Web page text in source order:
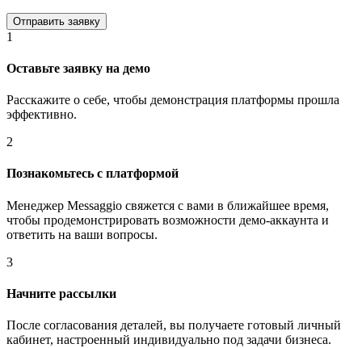
1
Оставьте заявку на демо
Расскажите о себе, чтобы демонстрация платформы прошла
эффективно.
2
Познакомьтесь с платформой
Менеджер Messaggio свяжется с вами в ближайшее время,
чтобы продемонстрировать возможности демо-аккаунта и
ответить на ваши вопросы.
3
Начните рассылки
После согласования деталей, вы получаете готовый личный
кабинет, настроенный индивидуально под задачи бизнеса.